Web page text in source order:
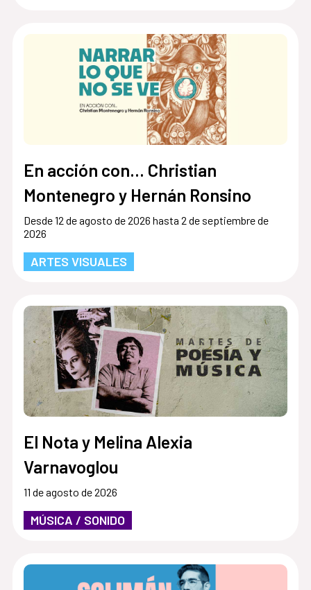
En acción con... Christian
Montenegro y Hernán Ronsino
Desde 12 de agosto de 2026 hasta 2 de septiembre de
2026
ARTES VISUALES
El Nota y Melina Alexia
Varnavoglou
11 de agosto de 2026
MÚSICA / SONIDO